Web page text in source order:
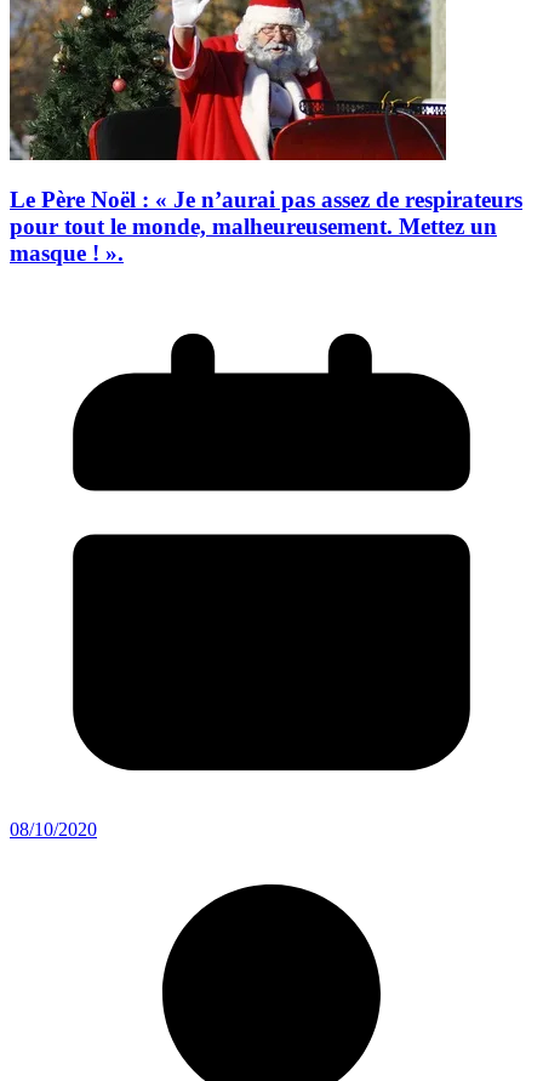
Le Père Noël : « Je n’aurai pas assez de respirateurs
pour tout le monde, malheureusement. Mettez un
masque ! ».
08/10/2020